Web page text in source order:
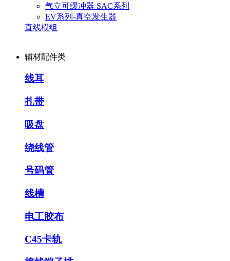
气立可缓冲器 SAC系列
EV系列-真空发生器
直线模组
辅材配件类
线耳
扎带
吸盘
绕线管
号码管
线槽
电工胶布
C45卡轨